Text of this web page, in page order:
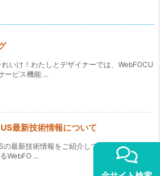
れいけ！わたしとデザイナーでは、WebFOCU
ービス機能 ...
最新技術情報について
の最新技術情報をご紹介していきます。 常に
WebFO ...